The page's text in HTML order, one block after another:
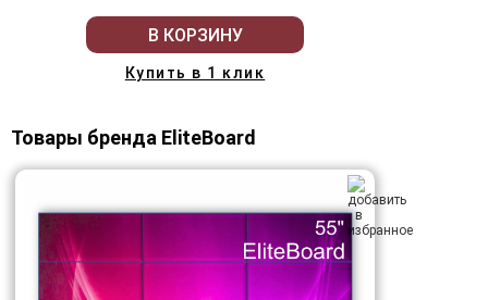
В КОРЗИНУ
Купить в 1 клик
Товары бренда EliteBoard